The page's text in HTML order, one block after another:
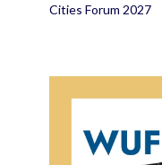
Cities Forum 2027